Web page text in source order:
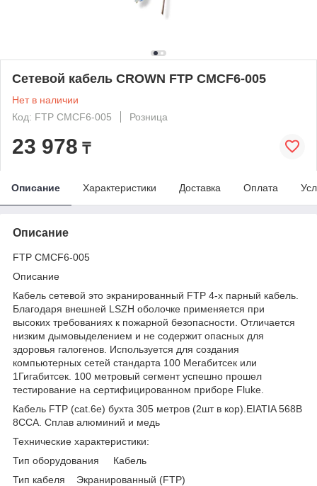
Сетевой кабель CROWN FTP CMCF6-005
Нет в наличии
Код: FTP CMCF6-005
Розница
23 978 ₸
Описание Характеристики Доставка Оплата
Описание
FTP CMCF6-005
Описание
Кабель сетевой это экранированный FTP 4-х парный кабель.
Благодаря внешней LSZH оболочке применяется при
высоких требованиях к пожарной безопасности. Отличается
низким дымовыделением и не содержит опасных для
здоровья галогенов. Используется для создания
компьютерных сетей стандарта 100 Мегабитсек или
1Гигабитсек. 100 метровый сегмент успешно прошел
тестирование на сертифицированном приборе Fluke.
Кабель FTP (cat.6e) бухта 305 метров (2шт в кор).EIATIA 568B
8CCA. Сплав алюминий и медь
Технические характеристики:
Тип оборудования Кабель
Тип кабеля Экранированный (FTP)